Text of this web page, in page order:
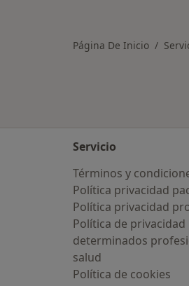
Página De Inicio
Servicio
Términos y
Política privacidad
Política privacidad
Política de privacidad
determinados
salud
Política de cookies